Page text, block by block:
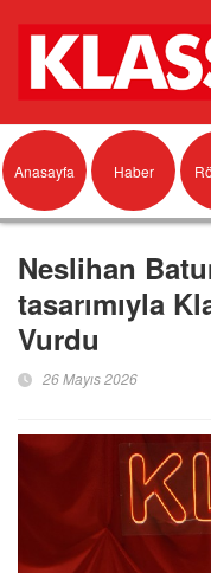
Anasayfa Haber
Neslihan
tasarımıyla
Vurdu
26 Mayıs 2026